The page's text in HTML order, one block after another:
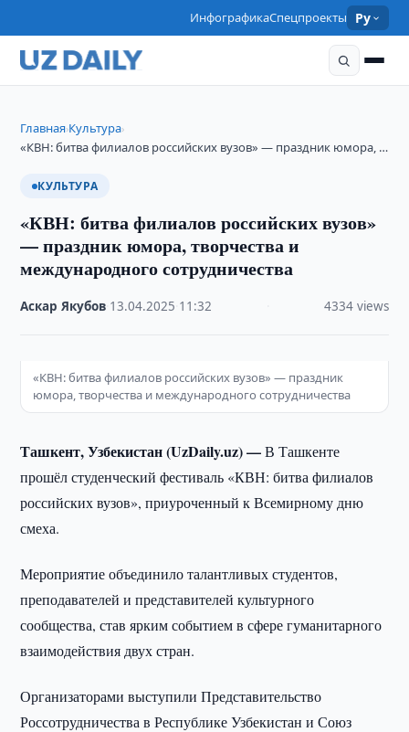
ИнфографикаСпецпроекты Ру
Главная›Культура›
«КВН: битва филиалов российских вузов» — праздник юмора, …
КУЛЬТУРА
«КВН: битва филиалов российских вузов»
— праздник юмора, творчества и
международного сотрудничества
Аскар Якубов 13.04.2025 11:32 4334 views
«КВН: битва филиалов российских вузов» — праздник
юмора, творчества и международного сотрудничества
Ташкент, Узбекистан (UzDaily.uz) —В Ташкенте
прошёл студенческий фестиваль «КВН: битва филиалов
российских вузов», приуроченный к Всемирному дню
смеха.
Мероприятие объединило талантливых студентов,
преподавателей и представителей культурного
сообщества, став ярким событием в сфере гуманитарного
взаимодействия двух стран.
Организаторами выступили Представительство
Россотрудничества в Республике Узбекистан и Союз